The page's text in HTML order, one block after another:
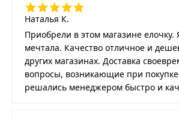
Наталья К.
Приобрели в этом магазине елочку.
мечтала. Качество отличное и
других магазинах. Доставка
вопросы, возникающие при
решались менеджером быстро и